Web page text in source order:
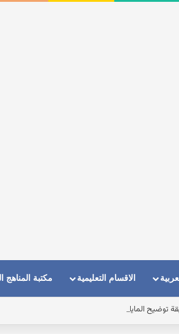
الاقسام التعليمية مكتبة المناهج
توضيح المايك عند استخدام السماعات عندما يكون